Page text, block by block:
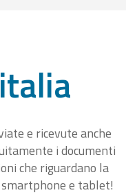
e ricevute anche
i documenti
che riguardano la
e tablet!